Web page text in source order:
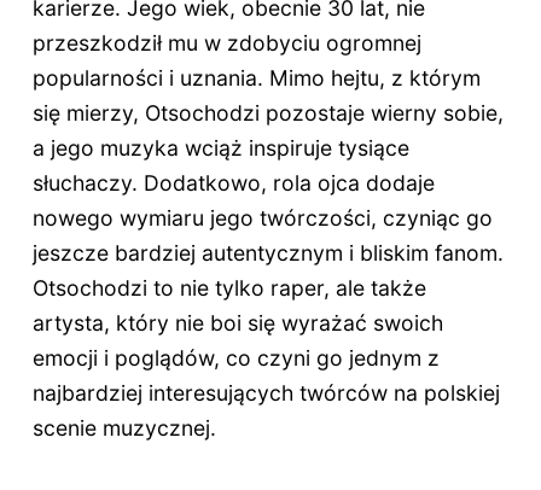
karierze. Jego wiek, obecnie 30 lat, nie
przeszkodził mu w zdobyciu ogromnej
popularności i uznania. Mimo hejtu, z którym
się mierzy, Otsochodzi pozostaje wierny sobie,
a jego muzyka wciąż inspiruje tysiące
słuchaczy. Dodatkowo, rola ojca dodaje
nowego wymiaru jego twórczości, czyniąc go
jeszcze bardziej autentycznym i bliskim fanom.
Otsochodzi to nie tylko raper, ale także
artysta, który nie boi się wyrażać swoich
emocji i poglądów, co czyni go jednym z
najbardziej interesujących twórców na polskiej
scenie muzycznej.